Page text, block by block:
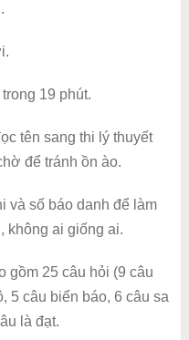
19 phút.
tên sang thi lý thuyết
để tránh ồn ào.
và số báo danh để làm
không ai giống ai.
gồm 25 câu hỏi (9 câu
5 câu biển báo, 6 câu sa
là đạt.